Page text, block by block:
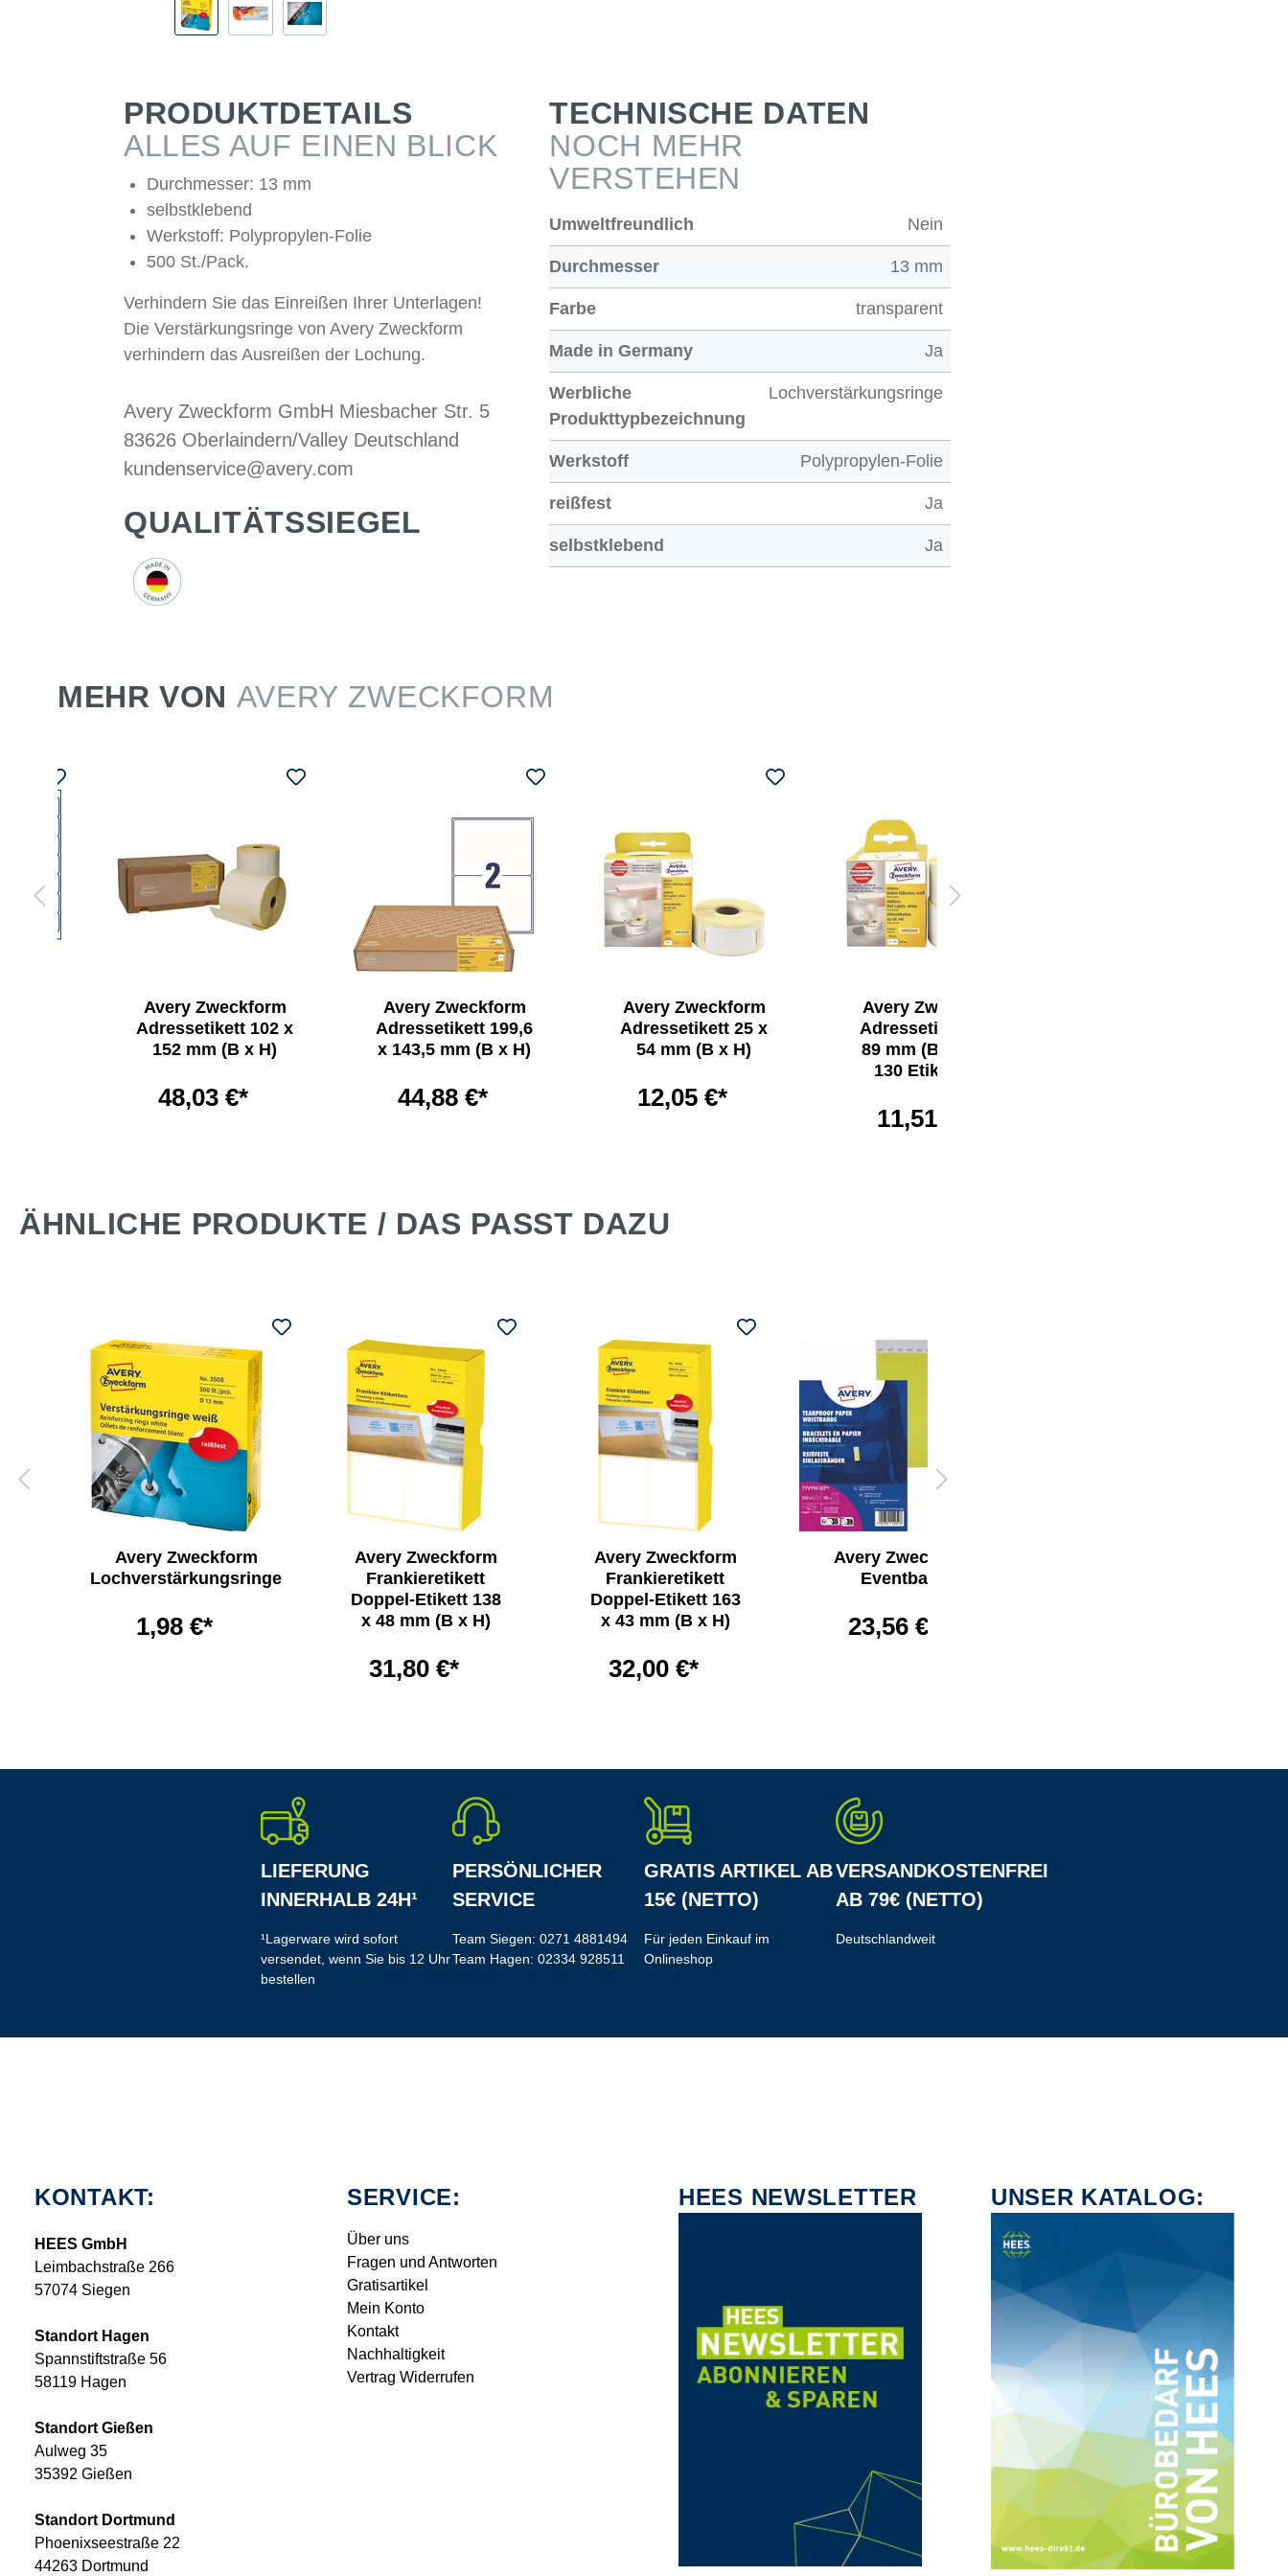
PRODUKTDETAILS
ALLES AUF EINEN BLICK
Durchmesser: 13 mm
selbstklebend
Werkstoff: Polypropylen-Folie
500 St./Pack.
Verhindern Sie das Einreißen Ihrer Unterlagen!
Die Verstärkungsringe von Avery Zweckform
verhindern das Ausreißen der Lochung.
Avery Zweckform GmbH Miesbacher Str. 5
83626 Oberlaindern/Valley Deutschland
kundenservice@avery.com
QUALITÄTSSIEGEL
TECHNISCHE DATEN
NOCH MEHR
VERSTEHEN
Umweltfreundlich Nein
Durchmesser 13 mm
Farbe transparent
Made in Germany Ja
Werbliche
Produkttypbezeichnung
Lochverstärkungsringe
Werkstoff Polypropylen-Folie
reißfest Ja
selbstklebend Ja
MEHR VON AVERY ZWECKFORM
Avery Zweckform
Adressetikett 102 x
152 mm (B x H)
48,03 €*
Avery Zweckform
Adressetikett 199,6
x 143,5 mm (B x H)
44,88 €*
Avery Zweckform
Adressetikett 25 x
54 mm (B x H)
12,05 €*
Avery Zweckform
Adressetikett 28 x
89 mm (B x H) 2 x
130 Etik./Pack.
11,51 €*
ÄHNLICHE PRODUKTE / DAS PASST DAZU
Avery Zweckform
Lochverstärkungsringe
1,98 €*
Avery Zweckform
Frankieretikett
Doppel-Etikett 138
x 48 mm (B x H)
31,80 €*
Avery Zweckform
Frankieretikett
Doppel-Etikett 163
x 43 mm (B x H)
32,00 €*
Avery Zweckform
Eventband
23,56 €*
LIEFERUNG
INNERHALB 24H¹
¹Lagerware wird sofort
versendet, wenn Sie bis 12 Uhr
bestellen
PERSÖNLICHER
SERVICE
Team Siegen: 0271 4881494
Team Hagen: 02334 928511
GRATIS ARTIKEL AB
15€ (NETTO)
Für jeden Einkauf im
Onlineshop
VERSANDKOSTENFREI
AB 79€ (NETTO)
Deutschlandweit
KONTAKT:
HEES GmbH
Leimbachstraße 266
57074 Siegen
Standort Hagen
Spannstiftstraße 56
58119 Hagen
Standort Gießen
Aulweg 35
35392 Gießen
Standort Dortmund
Phoenixseestraße 22
44263 Dortmund
SERVICE:
Über uns
Fragen und Antworten
Gratisartikel
Mein Konto
Kontakt
Nachhaltigkeit
Vertrag Widerrufen
HEES NEWSLETTER UNSER KATALOG: